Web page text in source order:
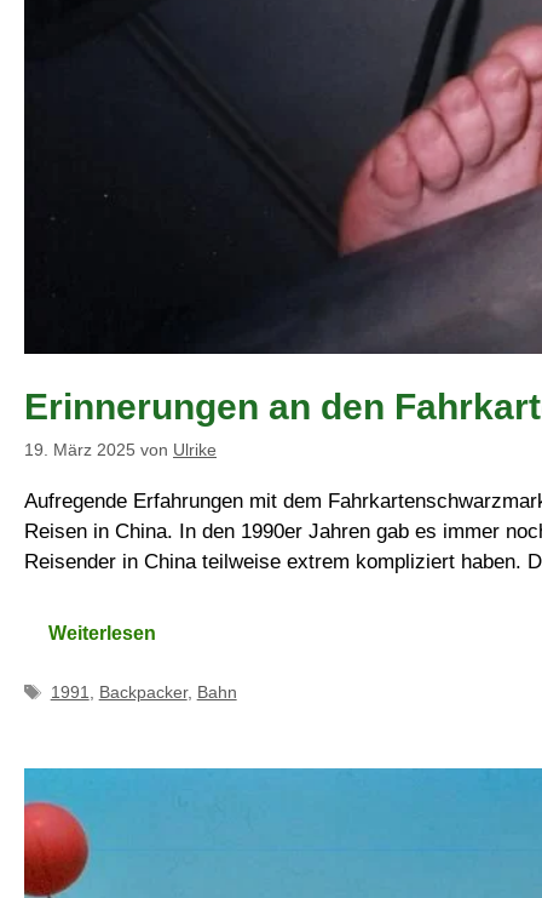
Erinnerungen an den
19. März 2025 von Ulrike
Aufregende Erfahrungen mit dem
Reisen in China. In den 1990er Jahren gab es immer
Reisender in China teilweise extrem kompliziert haben.
Weiterlesen
Schlagwörter
1991 Backpacker, Bahn